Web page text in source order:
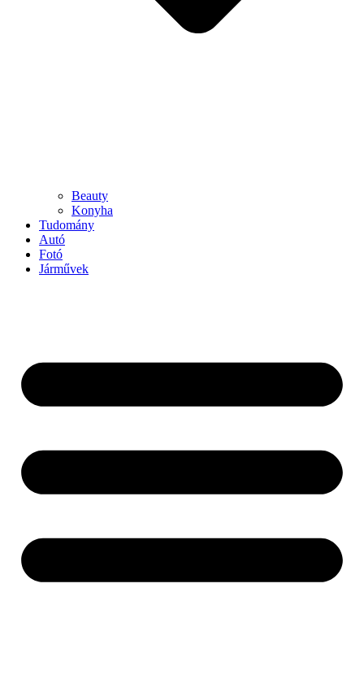
Beauty
Konyha
Tudomány
Autó
Fotó
Járművek